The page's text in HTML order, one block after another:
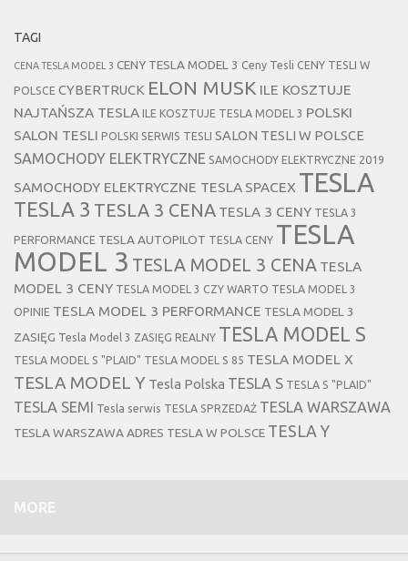
TAGI
CENA TESLA MODEL 3 CENY TESLA MODEL 3 Ceny Tesli CENY TESLI W
POLSCE CYBERTRUCK ELON MUSK ILE KOSZTUJE
NAJTAŃSZA TESLA ILE KOSZTUJE TESLA MODEL 3 POLSKI
SALON TESLI POLSKI SERWIS TESLI SALON TESLI W POLSCE
SAMOCHODY ELEKTRYCZNE SAMOCHODY ELEKTRYCZNE 2019
SAMOCHODY ELEKTRYCZNE TESLA SPACEX TESLA
TESLA 3 TESLA 3 CENA TESLA 3 CENY TESLA 3
PERFORMANCE TESLA AUTOPILOT TESLA CENY TESLA
MODEL 3 TESLA MODEL 3 CENA TESLA
MODEL 3 CENY TESLA MODEL 3 CZY WARTO TESLA MODEL 3
OPINIE TESLA MODEL 3 PERFORMANCE TESLA MODEL 3
ZASIĘG Tesla Model 3 ZASIĘG REALNY TESLA MODEL S
TESLA MODEL S "PLAID" TESLA MODEL S 85 TESLA MODEL X
TESLA MODEL Y Tesla Polska TESLA S TESLA S "PLAID"
TESLA SEMI Tesla serwis TESLA SPRZEDAŻ TESLA WARSZAWA
TESLA WARSZAWA ADRES TESLA W POLSCE TESLA Y
MORE